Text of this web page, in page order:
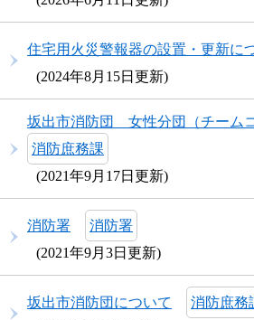
住宅用火災警報器の設置・更新に
2024年8月15日更新
坂出市消防団 女性分団（チームコ
消防庶務課
2021年9月17日更新
消防署
消防署
2021年9月3日更新
坂出市消防団について
消防庶務